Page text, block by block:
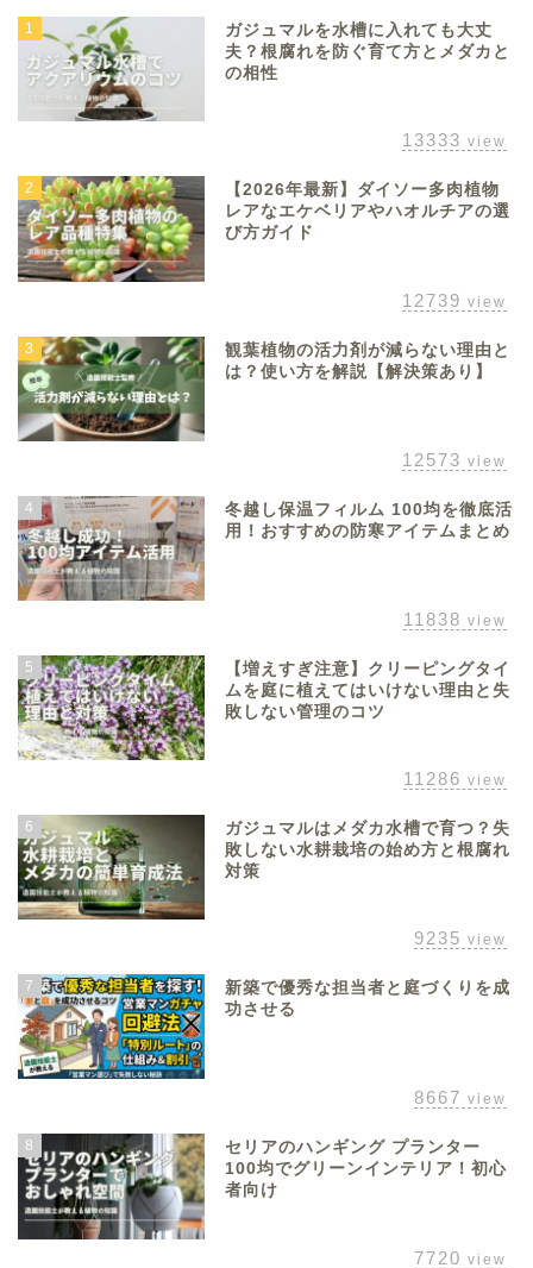
1
ガジュマルを水槽に入れても大丈
夫？根腐れを防ぐ育て方とメダカと
の相性
13333 view
2
【2026年最新】ダイソー多肉植物
レアなエケベリアやハオルチアの選
び方ガイド
12739 view
3
観葉植物の活力剤が減らない理由と
は？使い方を解説【解決策あり】
12573 view
4
冬越し保温フィルム 100均を徹底活
用！おすすめの防寒アイテムまとめ
11838 view
5
【増えすぎ注意】クリーピングタイ
ムを庭に植えてはいけない理由と失
敗しない管理のコツ
11286 view
6
ガジュマルはメダカ水槽で育つ？失
敗しない水耕栽培の始め方と根腐れ
対策
9235 view
7
新築で優秀な担当者と庭づくりを成
功させる
8667 view
8
セリアのハンギング プランター
100均でグリーンインテリア！初心
者向け
7720 view